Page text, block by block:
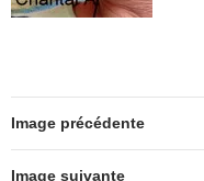
Image précédente
Image suivante